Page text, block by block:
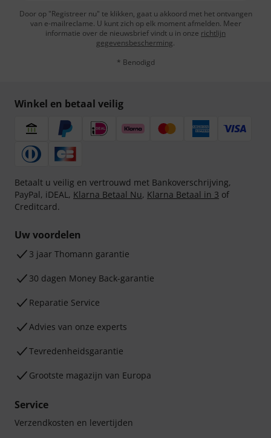
Door op "Registreer nu" te klikken, gaat u akkoord met het ontvangen
van e-mailreclame. U kunt zich op elk moment afmelden. Meer
informatie over de nieuwsbrief vindt u in onze richtlijn
gegevensbescherming.
* Benodigd
Winkel en betaal veilig
Betaalt u veilig en vertrouwd met Bankoverschrijving,
PayPal, iDEAL, Klarna Betaal Nu, Klarna Betaal in 3 of
Creditcard.
Uw voordelen
3 jaar Thomann garantie
30 dagen Money Back-garantie
Reparatie Service
Advies van onze experts
Tevredenheidsgarantie
Grootste magazijn van Europa
Service
Verzendkosten en levertijden